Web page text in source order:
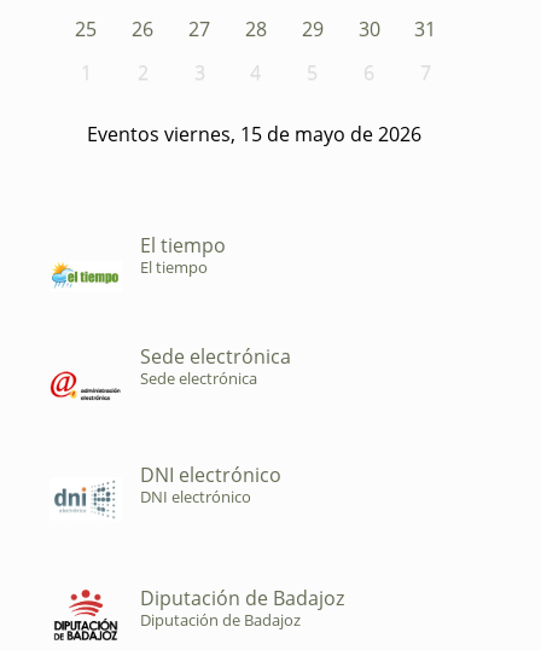
25
26 27 28 29 30
31
1
2 3 4 5 6 7
Eventos viernes, 15 de mayo de 2026
El tiempo
El tiempo
Sede electrónica
Sede electrónica
DNI electrónico
DNI electrónico
Diputación de Badajoz
Diputación de Badajoz